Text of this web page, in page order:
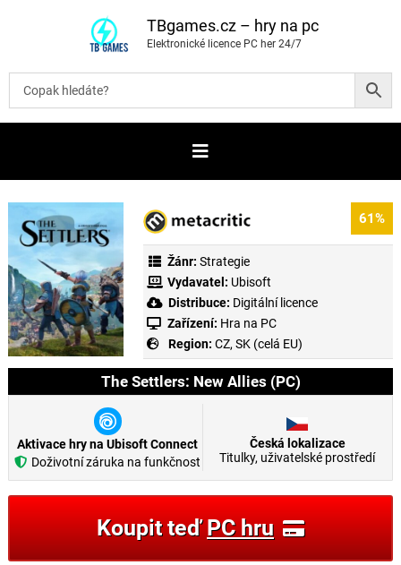
t
b
TBgames.cz – hry na pc
Elektronické licence PC her 24/7
61%
Žánr: Strategie
Vydavatel: Ubisoft
Distribuce: Digitální licence
Zařízení: Hra na PC
Region: CZ, SK (celá EU)
The Settlers: New Allies (PC)
Aktivace hry na Ubisoft Connect
Doživotní záruka na funkčnost
Česká lokalizace
Titulky, uživatelské prostředí
Koupit teďPC hru